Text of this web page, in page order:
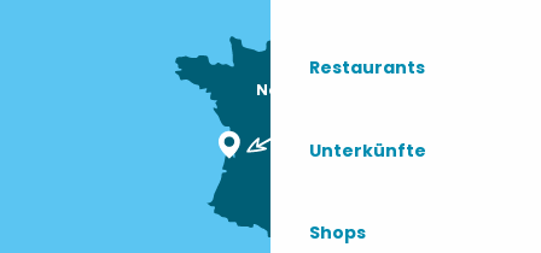
Restaurants
Unterkünfte
Shops
Nous sommes